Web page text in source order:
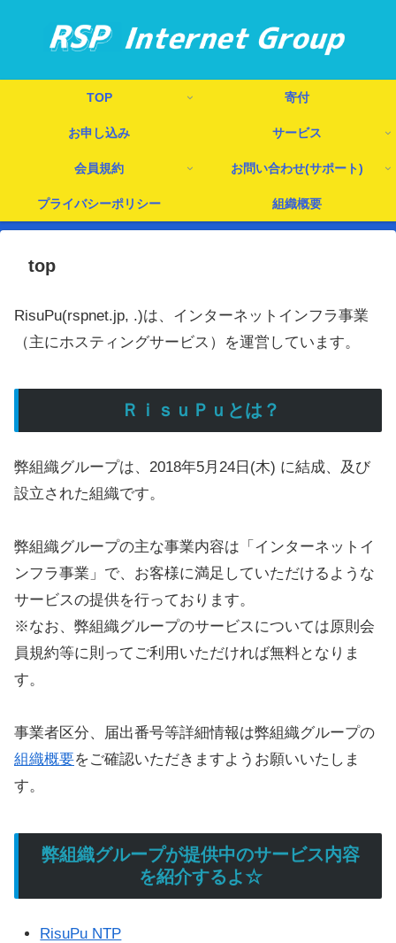
TOP 寄付
お申し込み サービス
会員規約 お問い合わせ(サポート)
プライバシーポリシー 組織概要
top
RisuPu(rspnet.jp, .)は、インターネットインフラ事業
（主にホスティングサービス）を運営しています。
ＲｉｓｕＰｕとは？
弊組織グループは、2018年5月24日(木) に結成、及び
設立された組織です。
弊組織グループの主な事業内容は「インターネットイ
ンフラ事業」で、お客様に満足していただけるような
サービスの提供を行っております。
※なお、弊組織グループのサービスについては原則会
員規約等に則ってご利用いただければ無料となりま
す。
事業者区分、届出番号等詳細情報は弊組織グループの
組織概要をご確認いただきますようお願いいたしま
す。
弊組織グループが提供中のサービス内容
を紹介するよ☆
RisuPu NTP